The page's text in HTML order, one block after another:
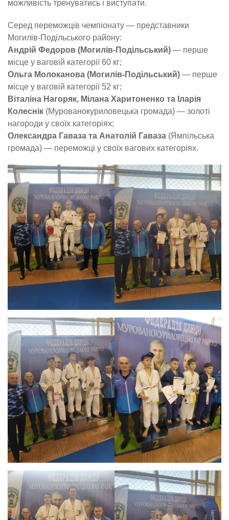
можливість тренуватись і виступати.
Серед переможців чемпіонату — представники
Могилів-Подільського району:
Андрій Федоров (Могилів-Подільський) — перше
місце у ваговій категорії 60 кг;
Ольга Молоканова (Могилів-Подільський) — перше
місце у ваговій категорії 52 кг;
Віталіна Нагоряк, Мілана Харитоненко та Іларія
Колеснік (Мурованокуриловецька громада) — золоті
нагороди у своїх категоріях;
Олександра Гаваза та Анатолій Гаваза (Ямпільська
громада) — переможці у своїх вагових категоріях.